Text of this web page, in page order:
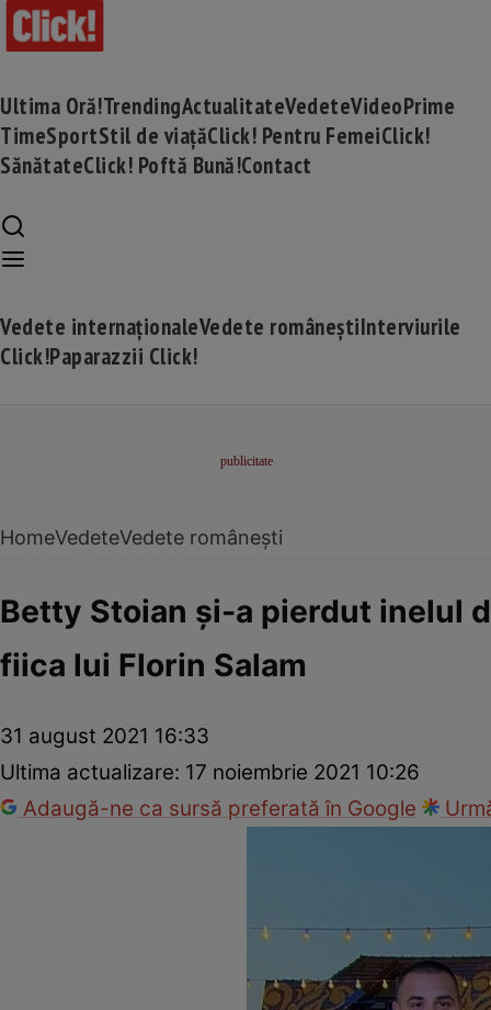
Ultima Oră!TrendingActualitateVedeteVideoPrime
TimeSportStil de viațăClick! Pentru FemeiClick!
SănătateClick! Poftă Bună!Contact
Vedete internaționaleVedete româneștiInterviurile
Click!Paparazzii Click!
HomeVedeteVedete românești
Betty Stoian și-a pierdut inelul
fiica lui Florin Salam
31 august 2021 16:33
Ultima actualizare: 17 noiembrie 2021 10:26
Adaugă-ne ca sursă preferată în Google